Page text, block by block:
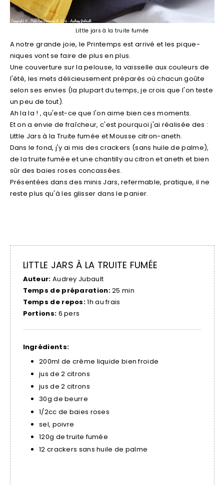
Little jars à la truite fumée
A notre grande joie, le Printemps est arrivé et les pique-
niques vont se faire de plus en plus.
Une couverture sur la pelouse, la vaisselle aux couleurs de
l'été, les mets délicieusement préparés où chacun goûte
selon ses envies (la plupart du temps, je crois que l'on teste
un peu de tout).
Ah la la ! , qu'est-ce que l'on aime bien ces moments.
Et on a envie de fraîcheur, c'est pourquoi j'ai réalisée des :
Little Jars à la Truite fumée et Mousse citron-aneth.
Dans le fond, j'y ai mis des crackers (sans huile de palme),
de la truite fumée et une chantilly au citron et aneth et bien
sûr des baies roses concassées.
Présentées dans des minis Jars, refermable, pratique, il ne
reste plus qu'à les glisser dans le panier.
LITTLE JARS À LA TRUITE FUMÉE
Auteur: Audrey Jubault
Temps de préparation:25 min
Temps de repos:1h au frais
Portions: 6 pers
Ingrédients:
200ml de crème liquide bien froide
jus de 2 citrons
jus de 2 citrons
30g de beurre
1/2cc de baies roses
sel, poivre
120g de truite fumée
12 crackers sans huile de palme